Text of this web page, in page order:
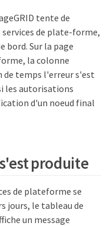
tente de
services de plate-forme,
bord. Sur la page
la colonne
de temps l'erreur s'est
les autorisations
d'un noeud final
produite
de plateforme se
jours, le tableau de
un message